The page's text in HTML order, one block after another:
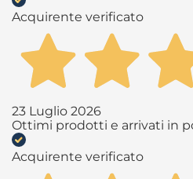
Acquirente verificato
23 Luglio 2026
Ottimi prodotti e arrivati in
Acquirente verificato